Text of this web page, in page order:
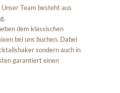
Team besteht aus
dem klassischen
bei uns buchen. Dabei
sondern auch in
garantiert einen